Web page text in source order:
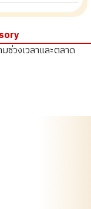
วงเวลาและตลาด